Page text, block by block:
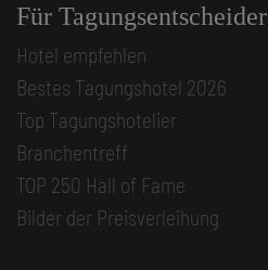
Für Tagungsentscheider
Hotel empfehlen
Bestes Tagungshotel 2026
Top Tagungshotelier
Branchentreff
TOP 250 Hall of Fame
Bilder der Preisverleihung